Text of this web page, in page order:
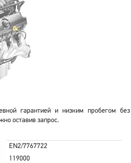
гарантией и низким пробегом без
оставив запрос.
EN2/7767722
119000